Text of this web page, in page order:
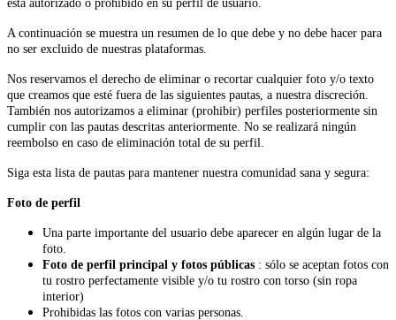
está autorizado o prohibido en su perfil de usuario.
A continuación se muestra un resumen de lo que debe y no debe hacer para
no ser excluido de nuestras plataformas.
Nos reservamos el derecho de eliminar o recortar cualquier foto y/o texto
que creamos que esté fuera de las siguientes pautas, a nuestra discreción.
También nos autorizamos a eliminar (prohibir) perfiles posteriormente sin
cumplir con las pautas descritas anteriormente. No se realizará ningún
reembolso en caso de eliminación total de su perfil.
Siga esta lista de pautas para mantener nuestra comunidad sana y segura:
Foto de perfil
Una parte importante del usuario debe aparecer en algún lugar de la
foto.
Foto de perfil principal y fotos públicas : sólo se aceptan fotos con
tu rostro perfectamente visible y/o tu rostro con torso (sin ropa
interior)
Prohibidas las fotos con varias personas.